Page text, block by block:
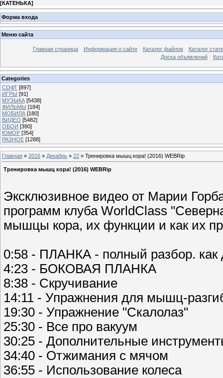
[КАТЕНЬКА]
Форма входа
Меню сайта
Главная страница Информация о сайте Каталог файлов
Каталог
Доска объявлений
Categories
СОФТ [897]
ИГРЫ [91]
МУЗЫКА [5438]
ФИЛЬМЫ [184]
МОБИЛА [180]
ВИДЕО [5482]
ОБОИ [390]
ЮМОР [354]
РАЗНОЕ [1288]
Главная » 2016 » Декабрь » 22 » Тренировка мышц кора! (2016) WEBRip
Тренировка мышц кора! (2016) WEBRip
Эксклюзивное видео от Марии
программ клуба WorldClass
мышцы кора, их функции и как их
0:58 - ПЛАНКА - полный разбор. как
4:23 - БОКОВАЯ ПЛАНКА
8:38 - Скручивание
14:11 - Упражнения для мышц-
19:30 - Упражнение "Скалолаз"
25:30 - Все про вакуум
30:25 - Дополнительные
34:40 - Отжимания с мячом
36:55 - Использование колеса